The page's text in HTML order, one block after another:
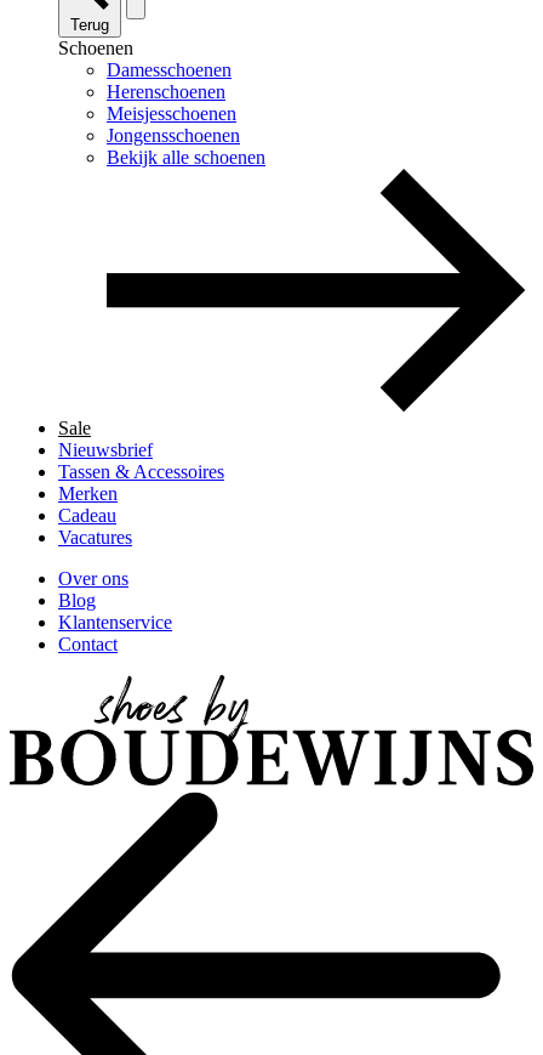
Terug
Schoenen
Damesschoenen
Herenschoenen
Meisjesschoenen
Jongensschoenen
Bekijk alle schoenen
Sale
Nieuwsbrief
Tassen & Accessoires
Merken
Cadeau
Vacatures
Over ons
Blog
Klantenservice
Contact